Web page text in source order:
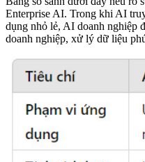
Enterprise AI. Trong khi AI
dụng nhỏ lẻ, AI doanh nghiệp
doanh nghiệp, xử lý dữ liệu